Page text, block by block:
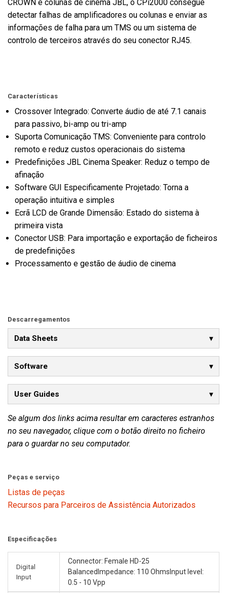
CROWN e colunas de cinema JBL, o CPi2000 consegue
detectar falhas de amplificadores ou colunas e enviar as
informações de falha para um TMS ou um sistema de
controlo de terceiros através do seu conector RJ45.
Características
Crossover Integrado: Converte áudio de até 7.1 canais
para passivo, bi-amp ou tri-amp
Suporta Comunicação TMS: Conveniente para controlo
remoto e reduz custos operacionais do sistema
Predefinições JBL Cinema Speaker: Reduz o tempo de
afinação
Software GUI Especificamente Projetado: Torna a
operação intuitiva e simples
Ecrã LCD de Grande Dimensão: Estado do sistema à
primeira vista
Conector USB: Para importação e exportação de ficheiros
de predefinições
Processamento e gestão de áudio de cinema
Descarregamentos
Data Sheets
Software
User Guides
Se algum dos links acima resultar em caracteres estranhos
no seu navegador, clique com o botão direito no ficheiro
para o guardar no seu computador.
Peças e serviço
Listas de peças
Recursos para Parceiros de Assistência Autorizados
Especificações
Digital
Input
Connector: Female HD-25
BalancedImpedance: 110 OhmsInput level:
0.5 - 10 Vpp